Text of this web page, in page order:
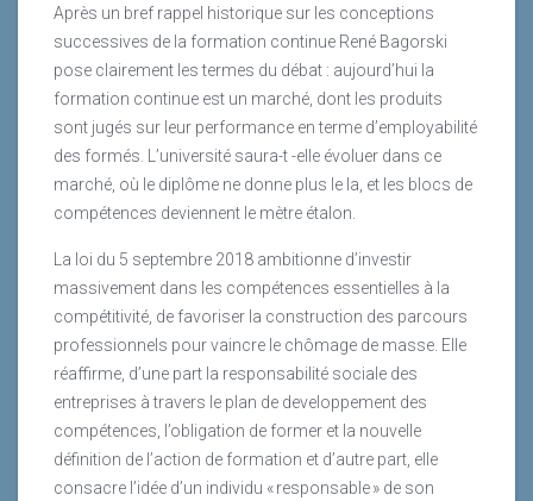
Après un bref rappel historique sur les conceptions
successives de la formation continue René Bagorski
pose clairement les termes du débat : aujourd’hui la
formation continue est un marché, dont les produits
sont jugés sur leur performance en terme d’employabilité
des formés. L’université saura-t -elle évoluer dans ce
marché, où le diplôme ne donne plus le la, et les blocs de
compétences deviennent le mètre étalon.
La loi du 5 septembre 2018 ambitionne d’investir
massivement dans les compétences essentielles à la
compétitivité, de favoriser la construction des parcours
professionnels pour vaincre le chômage de masse. Elle
réaffirme, d’une part la responsabilité sociale des
entreprises à travers le plan de developpement des
compétences, l’obligation de former et la nouvelle
définition de l’action de formation et d’autre part, elle
consacre l’idée d’un individu « responsable » de son